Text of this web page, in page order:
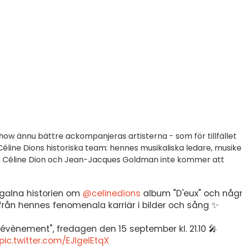
ännu bättre ackompanjeras artisterna - som för tillfället
Dions historiska team: hennes musikaliska ledare,
Dion och Jean-Jacques Goldman inte kommer att
historien om @celinedions album "D'eux" och
hennes fenomenala karriär i bilder och sång ✨
fredagen den 15 september kl. 21.10 🎤
pic.twitter.com/EJIgelEtqX